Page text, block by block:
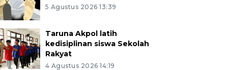
5 Agustus 2026 13:39
Taruna Akpol latih
kedisiplinan siswa Sekolah
Rakyat
4 Agustus 2026 14:19